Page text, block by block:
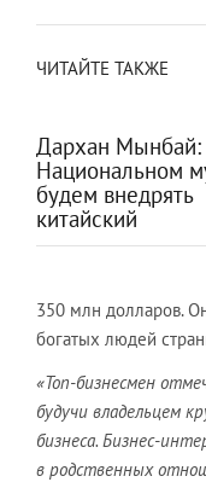
ЧИТАЙТЕ ТАКЖЕ
Дархан Мынбай:
Национальном
будем внедрять
китайский
350 млн долларов.
богатых людей
«Топ-бизнесмен
будучи владельцем
бизнеса. Бизнес-
в родственных